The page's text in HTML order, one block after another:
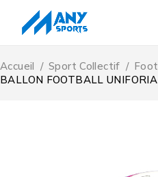
Accueil / Sport Collectif /
BALLON FOOTBALL